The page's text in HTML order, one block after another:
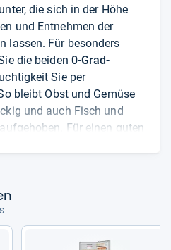
die sich in der Höhe
und Entnehmen der
lassen. Für besonders
die beiden 0-Grad-
Sie per
bleibt Obst und Gemüse
und auch Fisch und
Für einen guten
Jahr anstatt jährlich
Gefriergut steht Ihnen
Mit einem Lärmwert von 38
weitgehend